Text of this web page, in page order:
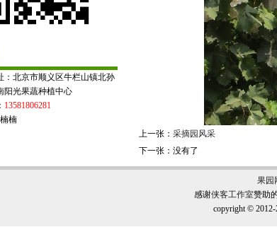
：北京市顺义区牛栏山镇北孙
阳光果蔬种植中心
13581806281
楠
上一张： 采摘园风采
下一张：没有了
果园
感谢侠客工作室赞助
copyright © 2012-